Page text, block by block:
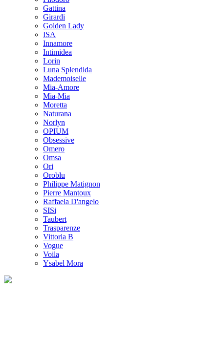
Gattina
Girardi
Golden Lady
ISA
Innamore
Intimidea
Lorin
Luna Splendida
Mademoiselle
Mia-Amore
Mia-Mia
Moretta
Naturana
Norlyn
OPIUM
Obsessive
Omero
Omsa
Ori
Oroblu
Philippe Matignon
Pierre Mantoux
Raffaela D'angelo
SISi
Taubert
Trasparenze
Vittoria B
Vogue
Voila
Ysabel Mora